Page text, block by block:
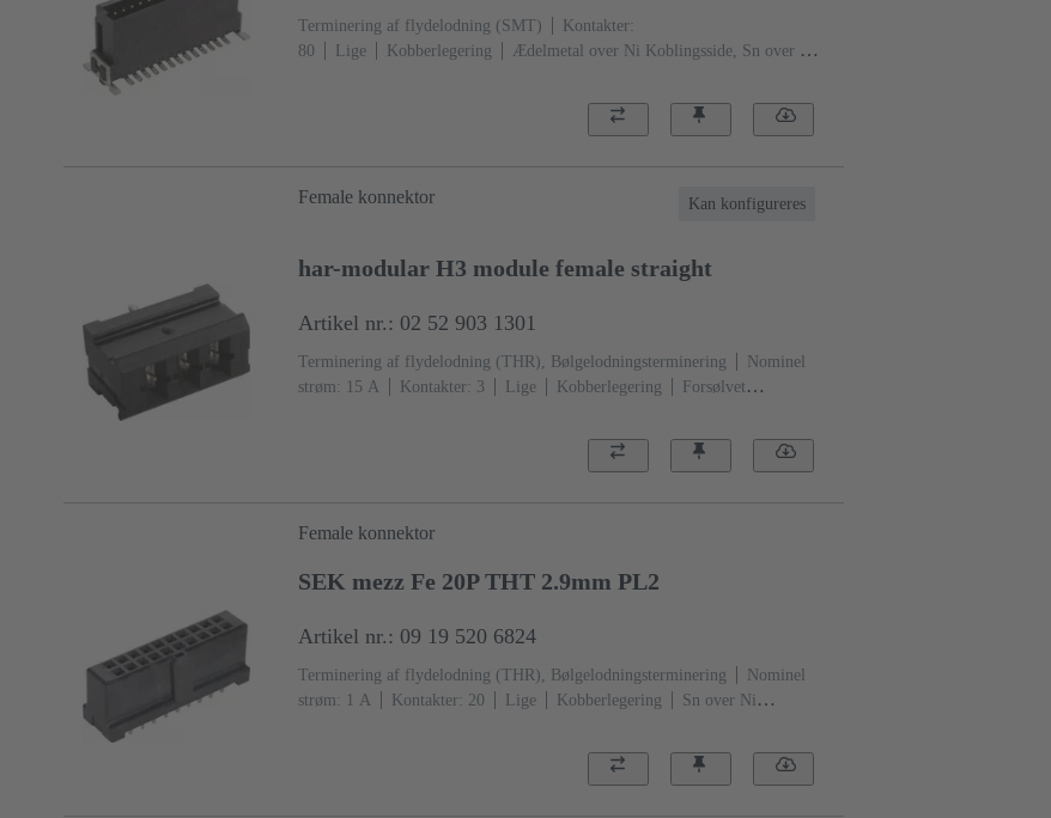
Terminering af flydelodning (SMT)
Kontakter:
80
Lige Kobberlegering
Ædelmetal over Ni Koblingsside, Sn over Ni
Kan konfigureres
Female konnektor
har-modular H3 module female straight
Artikel nr.: 02 52 903 1301
Terminering af flydelodning (THR), Bølgelodningsterminering
Nominel
strøm: ‌15 A
Kontakter: 3 Lige Kobberlegering
Forsølvet
Female konnektor
SEK mezz Fe 20P THT 2.9mm PL2
Artikel nr.: 09 19 520 6824
Terminering af flydelodning (THR), Bølgelodningsterminering
Nominel
strøm: ‌1 A
Kontakter: 20 Lige Kobberlegering
Sn over Ni
Sort